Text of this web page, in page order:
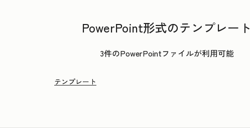
PowerPoint形式のテンプレート
3件のPowerPointファイルが利用可能
テンプレート